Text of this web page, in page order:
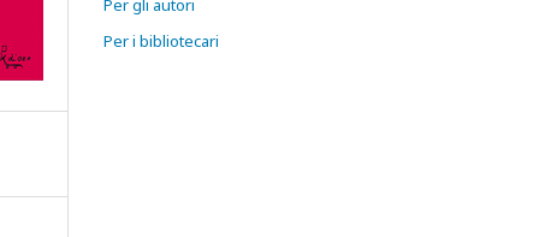
Per gli autori
Per i bibliotecari